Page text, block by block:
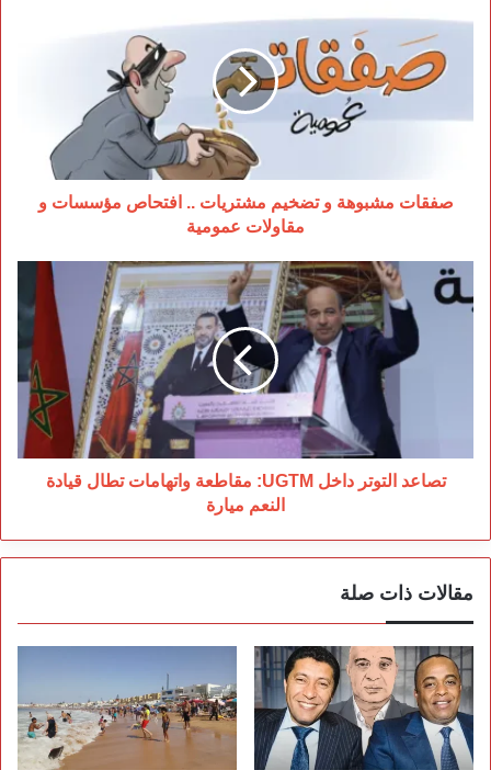
مشبوهة
تضخيم
مشتريات
مقاولات
صفقات مشبوهة و تضخيم مشتريات .. افتحاص مؤسسات و
مقاولات عمومية
تصاعد
التوتر
داخل
UGTM:
مقاطعة
واتهامات
النعم
ميارة
تصاعد التوتر داخل UGTM: مقاطعة واتهامات تطال قيادة
النعم ميارة
مقالات ذات صلة